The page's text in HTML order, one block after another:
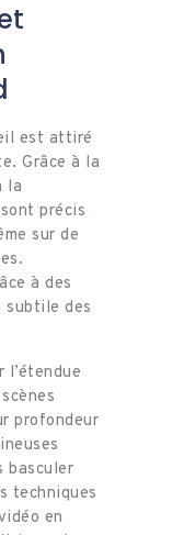
est attiré
Grâce à la
la
précis
sur de
à des
subtile des
profondeur
basculer
techniques
en